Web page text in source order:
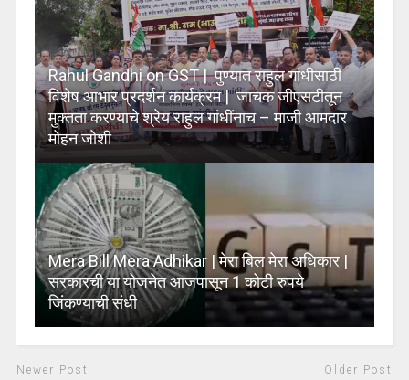
Rahul Gandhi on GST | पुण्यात राहुल गांधीसाठी
विशेष आभार प्रदर्शन कार्यक्रम | जाचक जीएसटीतून
मुक्तता करण्याचे श्रेय राहुल गांधींनाच – माजी आमदार
मोहन जोशी
Mera Bill Mera Adhikar | मेरा बिल मेरा अधिकार |
सरकारची या योजनेत आजपासून 1 कोटी रुपये
जिंकण्याची संधी
Newer Post Older Post